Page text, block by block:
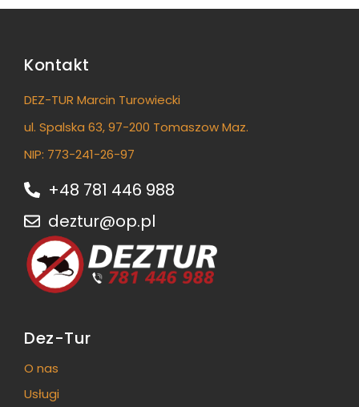
Kontakt
DEZ-TUR Marcin Turowiecki
ul. Spalska 63, 97-200 Tomaszow Maz.
NIP: 773-241-26-97
+48 781 446 988
deztur@op.pl
Dez-Tur
O nas
Usługi